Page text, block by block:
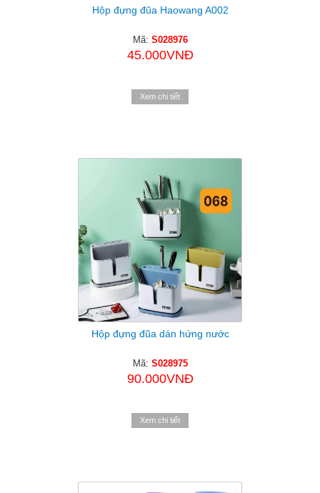
Hộp đựng đũa Haowang A002
Mã: S028976
45.000VNĐ
Xem chi tiết
Hộp đựng đũa dán hứng nước
Mã: S028975
90.000VNĐ
Xem chi tiết